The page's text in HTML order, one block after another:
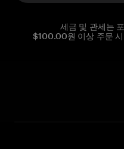
세금 및 관세는
$100.00원 이상 주문